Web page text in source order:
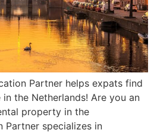
Partner helps expats find
the Netherlands! Are you an
property in the
Partner specializes in